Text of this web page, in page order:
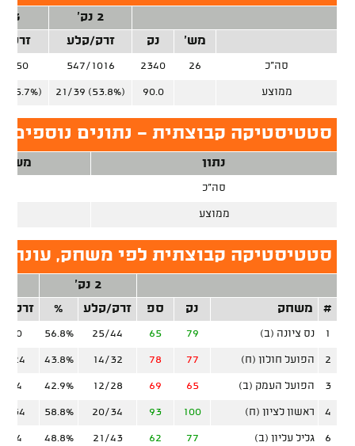
2 נק'
3 נק'
מש'
נק זרק/קלע זרק/
סה"כ 26
2340
547/1016
750
ממוצע 90.0
21/39 (53.8%)
(35.7%)
סטטיסטיקה קבוצתית - נתונים נוספים,
נתון
סה"כ
ממוצע
סטטיסטיקה קבוצתית לפי משחק, עונה
2 נק'
#
משחק נק ספ זרק/קלע % זרק/
1 נס ציונה (ב) 79
65
25/44
56.8%
30
2 הפועל חולון (ח) 77
78
14/32
43.8%
24
3 הפועל העמק (ב) 65
69
12/28
42.9%
24
4 ראשון לציון (ח) 100
93
20/34
58.8%
34
6 גליל עליון (ב) 77
62
21/43
48.8%
24